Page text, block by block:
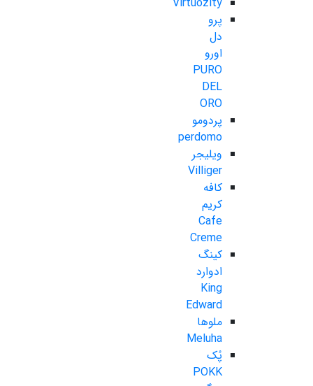
پرو
دل
اورو
PURO
DEL
ORO
پردومو
perdomo
ویلیجر
Villiger
کافه
کریم
Cafe
Creme
کینگ
ادوارد
King
Edward
ملوها
Meluha
پُک
POKK